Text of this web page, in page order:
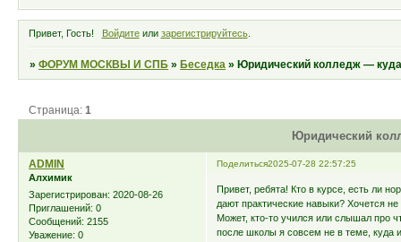
Привет, Гость! Войдитеили зарегистрируйтесь.
»ФОРУМ МОСКВЫ И СПБ »Беседка »Юридический колледж —
Юридический
Страница:1
Поделиться2025-07-28 22:57:25
ADMIN
Алхимик
Зарегистрирован: 2020-08-26
Приглашений: 0
Сообщений: 2155
Уважение: 0
Привет, ребята! Кто в курсе, есть ли
дают практические навыки? Хочется
Может, кто-то учился или слышал про
после школы я совсем не в теме, куда